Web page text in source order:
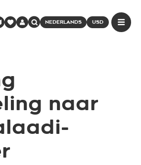
NEDERLANDS USD
naar